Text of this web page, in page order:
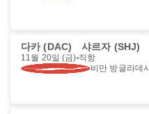
다카 (DAC) 샤르자 (SHJ)
11월 20일 (금) 직항
비만 방글라데시